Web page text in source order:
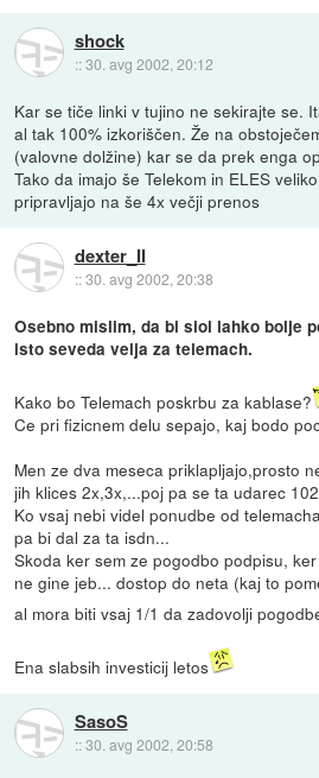
shock
::30. avg 2002, 20:12
Kar se tiče linki v tujino ne sekirajte se.
al tak 100% izkoriščen. Že na
(valovne dolžine) kar se da prek enga
Tako da imajo še Telekom in ELES
pripravljajo na še 4x večji prenos
dexter_II
::30. avg 2002, 20:38
Osebno mislim, da bi siol lahko bolje
isto seveda velja za telemach.
Kako bo Telemach poskrbu za kablase?
Ce pri fizicnem delu sepajo, kaj bodo
Men ze dva meseca priklapljajo,prosto
jih klices 2x,3x,...poj pa se ta udarec
Ko vsaj nebi videl ponudbe od
pa bi dal za ta isdn...
Skoda ker sem ze pogodbo podpisu,
ne gine jeb... dostop do neta (kaj to
al mora biti vsaj 1/1 da zadovolji
Ena slabsih investicij letos
SasoS
::30. avg 2002, 20:58